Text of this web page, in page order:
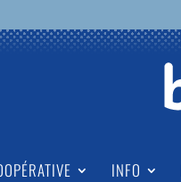
INFO